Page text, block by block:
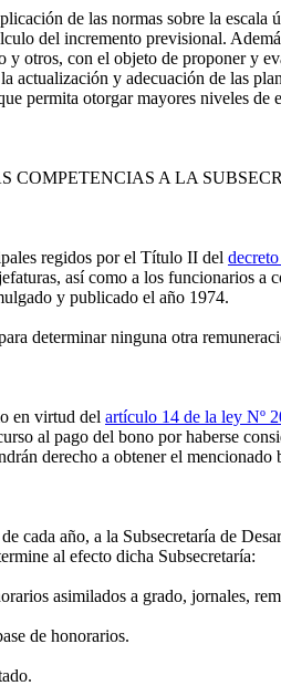
de las normas sobre la
del incremento previsional.
otros, con el objeto de proponer y
y adecuación de las
permita otorgar mayores niveles de
A LA
regidos por el Título II del
así como a los funcionarios a
y publicado el año 1974.
determinar ninguna otra
en virtud del artículo 14 de la ley Nº
al pago del bono por haberse
derecho a obtener el
cada año, a la Subsecretaría de
al efecto dicha Subsecretaría:
asimilados a grado, jornales,
de honorarios.